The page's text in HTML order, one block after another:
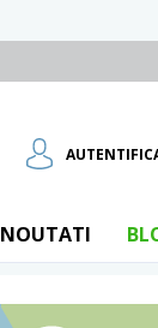
NOUTATI